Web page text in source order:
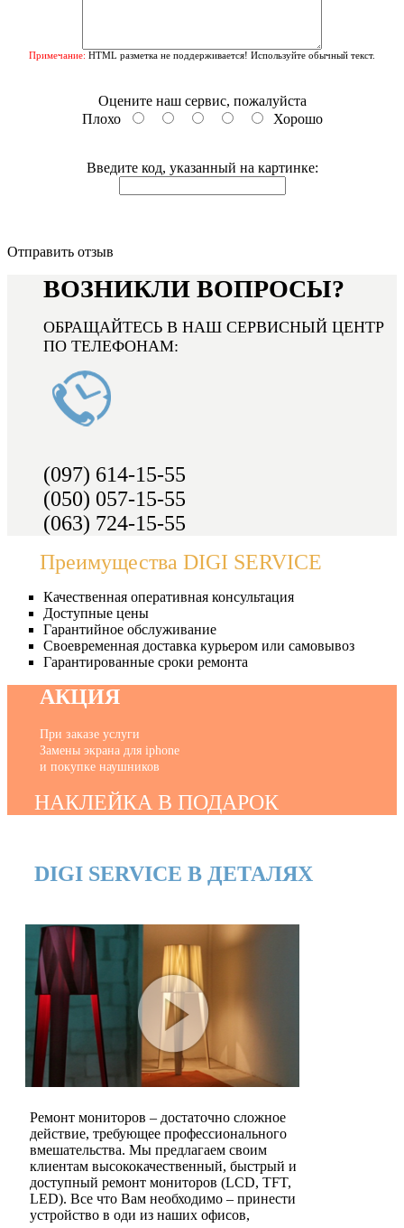
Примечание: HTML разметка не поддерживается! Используйте обычный текст.
Оцените наш сервис, пожалуйста
Плохо
Хорошо
Введите код, указанный на картинке:
Отправить отзыв
ВОЗНИКЛИ ВОПРОСЫ?
ОБРАЩАЙТЕСЬ В НАШ СЕРВИСНЫЙ ЦЕНТР
ПО ТЕЛЕФОНАМ:
(097) 614-15-55
(050) 057-15-55
(063) 724-15-55
Преимущества DIGI SERVICE
Качественная оперативная консультация
Доступные цены
Гарантийное обслуживание
Своевременная доставка курьером или самовывоз
Гарантированные сроки ремонта
АКЦИЯ
При заказе услуги
Замены экрана для iphone
и покупке наушников
НАКЛЕЙКА В ПОДАРОК
DIGI SERVICE В ДЕТАЛЯХ
Ремонт мониторов – достаточно сложное
действие, требующее профессионального
вмешательства. Мы предлагаем своим
клиентам высококачественный, быстрый и
доступный ремонт мониторов (LCD, TFT,
LED). Все что Вам необходимо – принести
устройство в оди из наших офисов,